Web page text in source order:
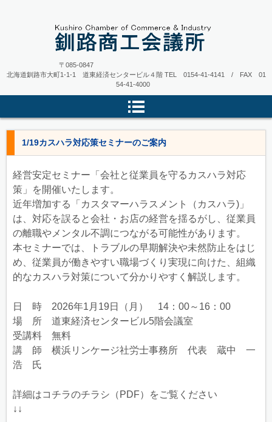
〒085-0847
北海道釧路市大町1-1-1 道東経済センタービル４階 TEL 0154-41-4141 / FAX 01
54-41-4000
1/19カスハラ対応策セミナーのご案内
経営安定セミナー「会社と従業員を守るカスハラ対応
策」を開催いたします。
近年増加する「カスタマーハラスメント（カスハラ)」
は、対応を誤ると会社・お店の経営を揺るがし、従業員
の離職やメンタル不調につながる可能性があります。
本セミナーでは、トラブルの早期解決や未然防止をはじ
め、従業員が働きやすい職場づくり実現に向けた、組織
的なカスハラ対策について分かりやすく解説します。
日 時 2026年1月19日（月） 14：00～16：00
場 所 道東経済センタービル5階会議室
受講料 無料
講 師 横浜リンケージ社労士事務所 代表 蔵中 一
浩 氏
詳細はコチラのチラシ（PDF）をご覧ください
↓↓